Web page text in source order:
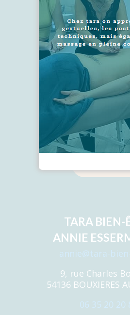
SUIVEZ-
Recevez notre
TARA BIEN-
ANNIE
annie@tara-
9, rue Charles
54136 BOUXIERES
06 35 20 20